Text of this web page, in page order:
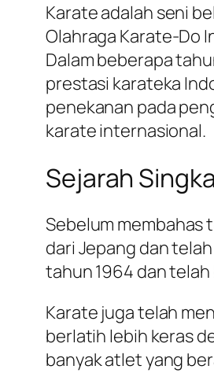
Karate adalah seni
Olahraga Karate-Do
Dalam beberapa
prestasi karateka
penekanan pada
karate internasional.
Sejarah
Sebelum membahas
dari Jepang dan
tahun 1964 dan
Karate juga telah
berlatih lebih keras
banyak atlet yang